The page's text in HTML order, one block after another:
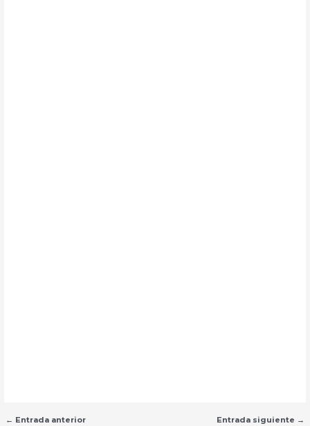
← Entrada anterior Entrada siguiente →